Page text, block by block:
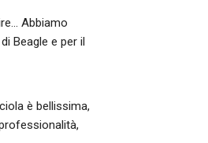
Abbiamo
Beagle e per il
è bellissima,